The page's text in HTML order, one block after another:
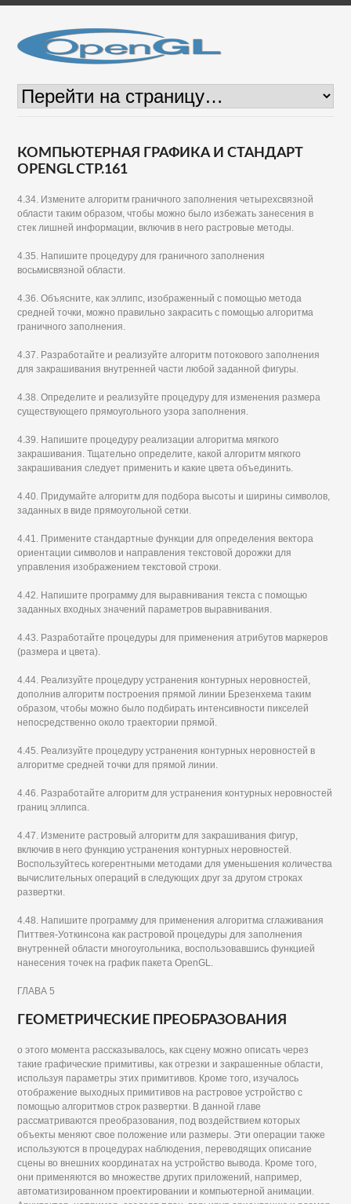
КОМПЬЮТЕРНАЯ ГРАФИКА И СТАНДАРТ
OPENGL СТР.161
4.34. Измените алгоритм граничного заполнения четырехсвязной
области таким образом, чтобы можно было избежать занесения в
стек лишней информации, включив в него растровые методы.
4.35. Напишите процедуру для граничного заполнения
восьмисвязной области.
4.36. Объясните, как эллипс, изображенный с помощью метода
средней точки, можно правильно закрасить с помощью алгоритма
граничного заполнения.
4.37. Разработайте и реализуйте алгоритм потокового заполнения
для закрашивания внутренней части любой заданной фигуры.
4.38. Определите и реализуйте процедуру для изменения размера
существующего прямоугольного узора заполнения.
4.39. Напишите процедуру реализации алгоритма мягкого
закрашивания. Тщательно определите, какой алгоритм мягкого
закрашивания следует применить и какие цвета объединить.
4.40. Придумайте алгоритм для подбора высоты и ширины символов,
заданных в виде прямоугольной сетки.
4.41. Примените стандартные функции для определения вектора
ориентации символов и направления текстовой дорожки для
управления изображением текстовой строки.
4.42. Напишите программу для выравнивания текста с помощью
заданных входных значений параметров выравнивания.
4.43. Разработайте процедуры для применения атрибутов маркеров
(размера и цвета).
4.44. Реализуйте процедуру устранения контурных неровностей,
дополнив алгоритм построения прямой линии Брезенхема таким
образом, чтобы можно было подбирать интенсивности пикселей
непосредственно около траектории прямой.
4.45. Реализуйте процедуру устранения контурных неровностей в
алгоритме средней точки для прямой линии.
4.46. Разработайте алгоритм для устранения контурных неровностей
границ эллипса.
4.47. Измените растровый алгоритм для закрашивания фигур,
включив в него функцию устранения контурных неровностей.
Воспользуйтесь когерентными методами для уменьшения количества
вычислительных операций в следующих друг за другом строках
развертки.
4.48. Напишите программу для применения алгоритма сглаживания
Питтвея-Уоткинсона как растровой процедуры для заполнения
внутренней области многоугольника, воспользовавшись функцией
нанесения точек на график пакета OpenGL.
ГЛАВА 5
ГЕОМЕТРИЧЕСКИЕ ПРЕОБРАЗОВАНИЯ
о этого момента рассказывалось, как сцену можно описать через
такие графические примитивы, как отрезки и закрашенные области,
используя параметры этих примитивов. Кроме того, изучалось
отображение выходных примитивов на растровое устройство с
помощью алгоритмов строк развертки. В данной главе
рассматриваются преобразования, под воздействием которых
объекты меняют свое положение или размеры. Эти операции также
используются в процедурах наблюдения, переводящих описание
сцены во внешних координатах на устройство вывода. Кроме того,
они применяются во множестве других приложений, например,
автоматизированном проектировании и компьютерной анимации.